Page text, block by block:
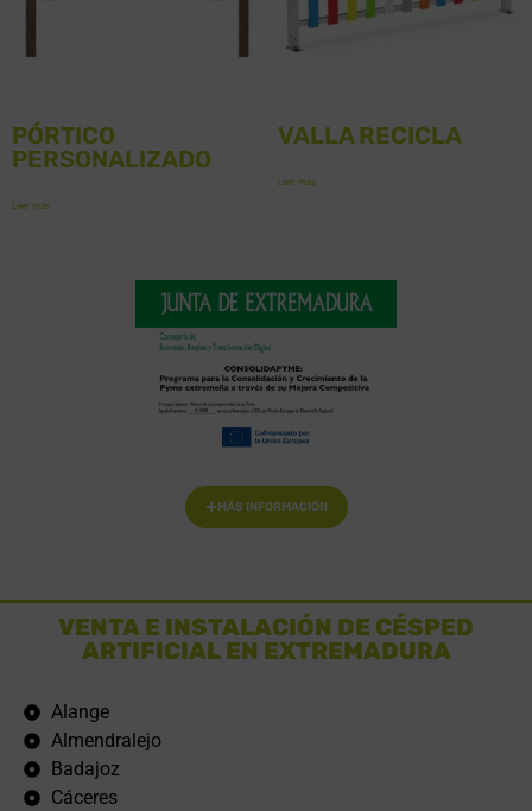
PÓRTICO
PERSONALIZADO
Leer más
VALLA RECICLA
Leer más
MÁS INFORMACIÓN
VENTA E INSTALACIÓN DE CÉSPED
ARTIFICIAL EN EXTREMADURA
Alange
Almendralejo
Badajoz
Cáceres